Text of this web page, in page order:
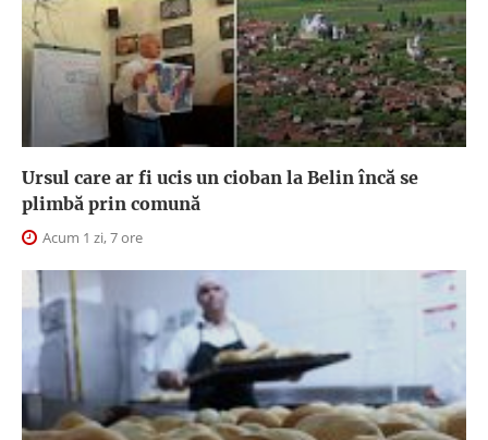
Ursul care ar fi ucis un cioban la Belin încă se
plimbă prin comună
Acum 1 zi, 7 ore